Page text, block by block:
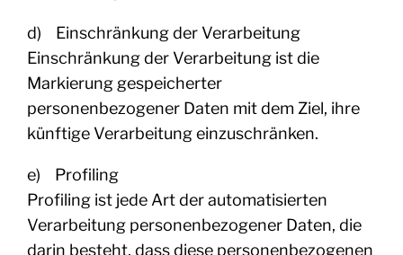
d) Einschränkung der Verarbeitung
Einschränkung der Verarbeitung ist die
Markierung gespeicherter
personenbezogener Daten mit dem Ziel, ihre
künftige Verarbeitung einzuschränken.
e) Profiling
Profiling ist jede Art der automatisierten
Verarbeitung personenbezogener Daten, die
darin besteht, dass diese personenbezogenen